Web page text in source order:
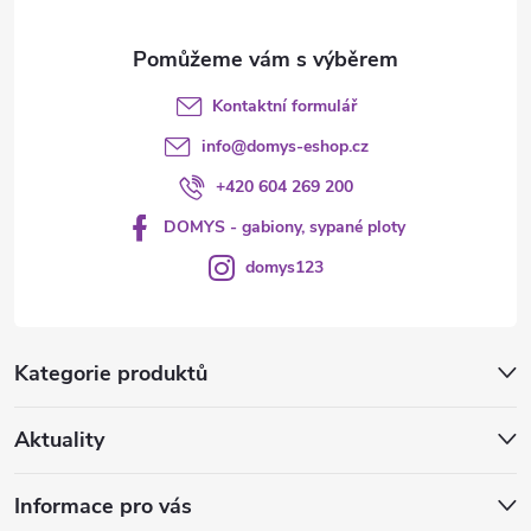
Kategorie produktů
Aktuality
Informace pro vás
Kontaktní formulář
info@domys-eshop.cz
+420 604 269 200
DOMYS - gabiony, sypané ploty
domys123